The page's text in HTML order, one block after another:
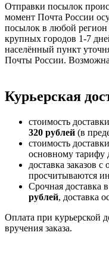
Отправки посылок
момент Почта России
посылок в любой
крупных городов 1-7
населённый пункт
Почты России. Возможна
Курьерская
стоимость
320 рублей (в
стоимость
основному тарифу
доставка заказов
просчитываются
Срочная доставка
рублей, доставка
Оплата при курьерской
вручения заказа.